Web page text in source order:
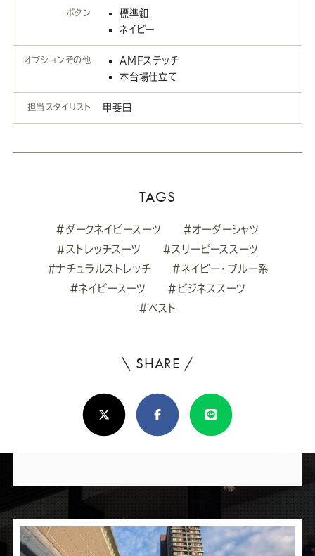
ボタン
標準釦
ネイビー
オプションその他
AMFステッチ
本台場仕立て
担当スタイリスト 甲斐田
TAGS
#ダークネイビースーツ
#オーダーシャツ
#ストレッチスーツ
#スリーピーススーツ
#ナチュラルストレッチ
#ネイビー・ブルー系
#ネイビースーツ
#ビジネススーツ
#ベスト
\ SHARE /
ろ
し
け
シ
ェ
X(Twitter)FacebookLine